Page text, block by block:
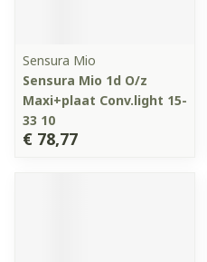
Sensura Mio
Sensura Mio 1d O/z
Maxi+plaat Conv.light 15-
33 10
€ 78,77